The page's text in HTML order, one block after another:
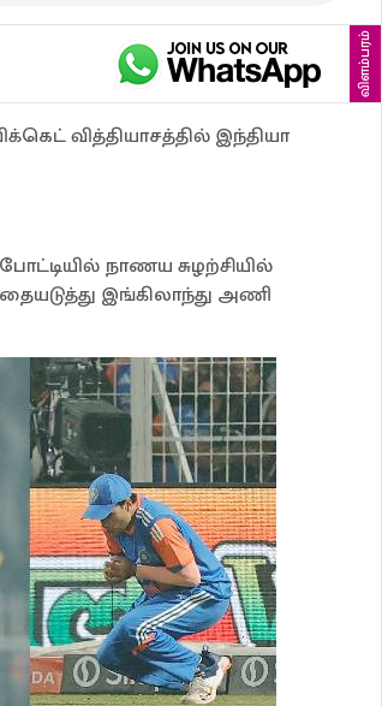
விளம்பரம்
வித்தியாசத்தில் இந்தியா
நாணய சுழற்சியில்
இங்கிலாந்து அணி